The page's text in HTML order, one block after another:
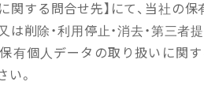
関する問合せ先】にて、当社の
削除・利用停止・消去・第三者
有個人データの取り扱いに関す
。